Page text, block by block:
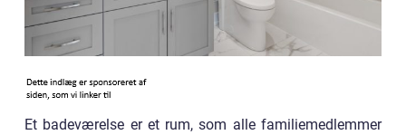
Et badeværelse er et rum, som alle familiemedlemmer